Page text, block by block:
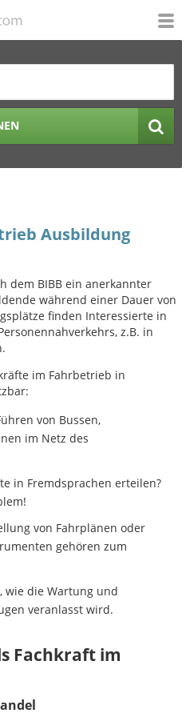
Ausbildung
dem BIBB ein anerkannter
während einer Dauer von
finden Interessierte in
z.B. in
im Fahrbetrieb in
von Bussen,
im Netz des
in Fremdsprachen erteilen?
von Fahrplänen oder
gehören zum
wie die Wartung und
veranlasst wird.
Fachkraft im